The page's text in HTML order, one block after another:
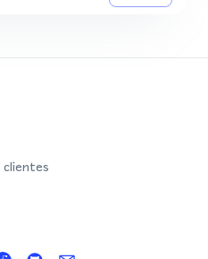
clientes